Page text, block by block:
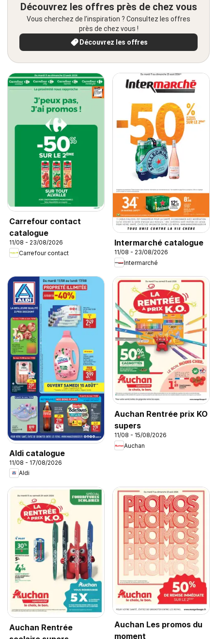
Découvrez les offres près de chez vous
Vous cherchez de l’inspiration ? Consultez les offres
près de chez vous !
Découvrez les offres
Carrefour contact
catalogue
11/08 - 23/08/2026
Carrefour contact
Intermarché catalogue
11/08 - 23/08/2026
Intermarché
Aldi catalogue
11/08 - 17/08/2026
Aldi
Auchan Rentrée prix KO
supers
11/08 - 15/08/2026
Auchan
Auchan Rentrée
Auchan Les promos du
moment